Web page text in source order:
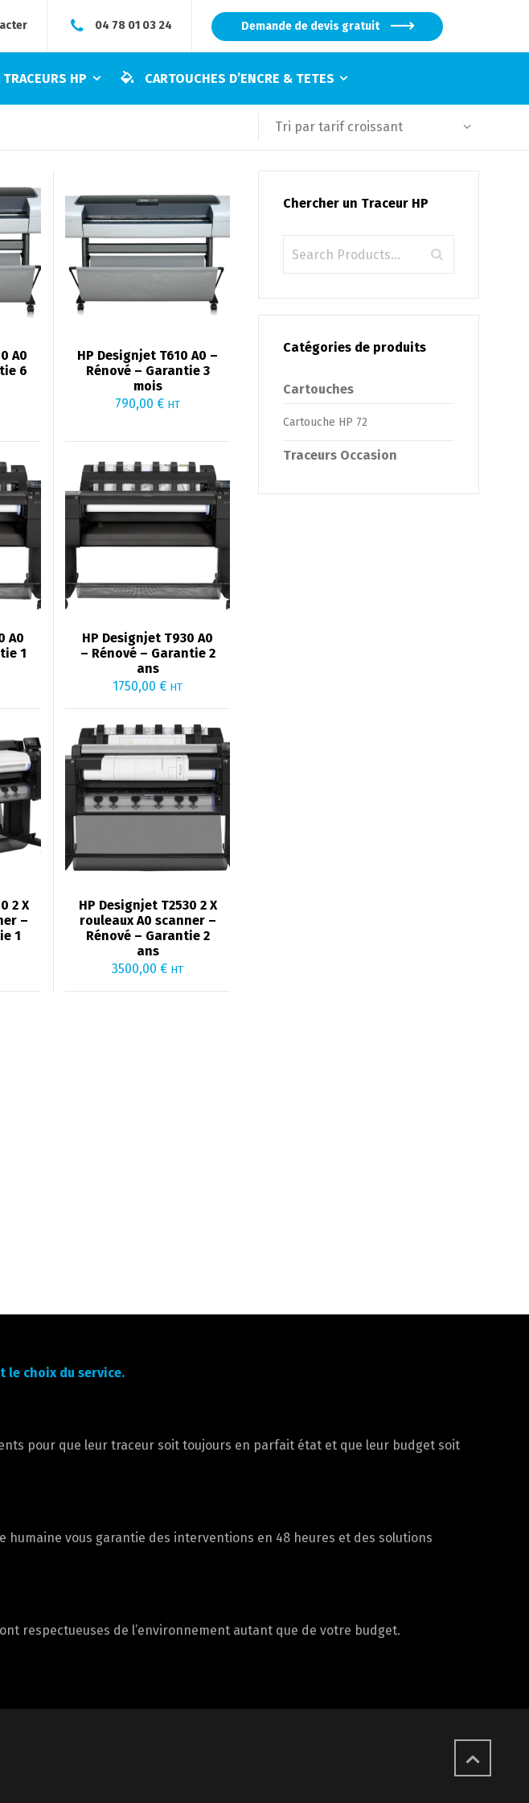
04 78 01 03 24 Demande de devis gratuit
HP CARTOUCHES D’ENCRE & TETES
Tri par tarif croissant
A0
6
HP Designjet T610 A0 –
Rénové – Garantie 3
mois
790,00 € HT
A0
1
HP Designjet T930 A0
– Rénové – Garantie 2
ans
1750,00 € HT
2 X
–
1
HP Designjet T2530 2 X
rouleaux A0 scanner –
Rénové – Garantie 2
ans
3500,00 € HT
Chercher un Traceur HP
Catégories de produits
Cartouches
Cartouche HP 72
Traceurs Occasion
le choix du service.
pour que leur traceur soit toujours en parfait état et que leur budget soit
humaine vous garantie des interventions en 48 heures et des solutions
respectueuses de l’environnement autant que de votre budget.